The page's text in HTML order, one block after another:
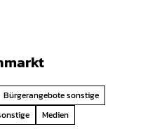
Bürgerangebote sonstige
Medien